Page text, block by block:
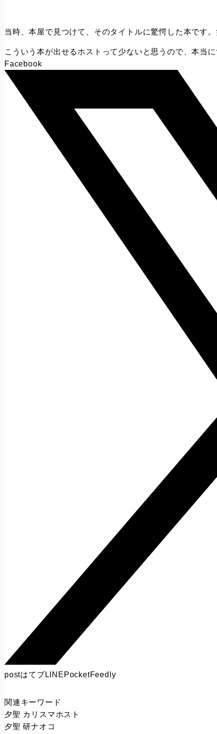
当時、本屋で見つけて、そのタイトルに驚愕した本です
こういう本が出せるホストって少ないと思うので、本当
Facebook
postはてブ LINE PocketFeedly
関連キーワード
夕聖 カリスマホスト
夕聖 研ナオコ